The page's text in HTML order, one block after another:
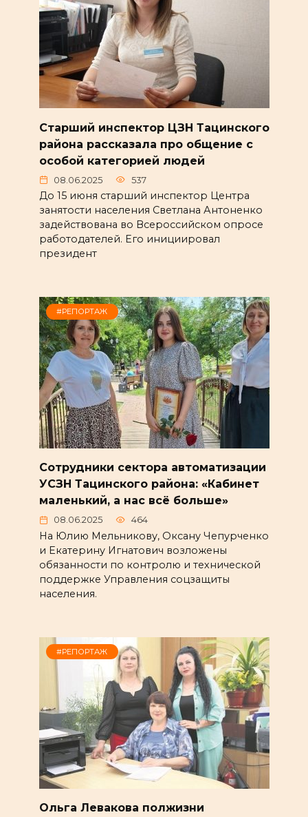
Старший инспектор ЦЗН Тацинского
района рассказала про общение с
особой категорией людей
08.06.2025 537
До 15 июня старший инспектор Центра
занятости населения Светлана Антоненко
задействована во Всероссийском опросе
работодателей. Его инициировал
президент
#РЕПОРТАЖ
Сотрудники сектора автоматизации
УСЗН Тацинского района: «Кабинет
маленький, а нас всё больше»
08.06.2025 464
На Юлию Мельникову, Оксану Чепурченко
и Екатерину Игнатович возложены
обязанности по контролю и технической
поддержке Управления соцзащиты
населения.
#РЕПОРТАЖ
Ольга Левакова полжизни